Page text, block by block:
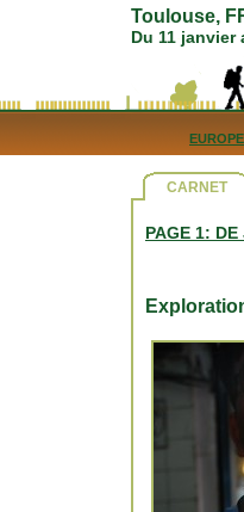
Toulouse,
Du 11 janvier
EUROPE
CARNET
PAGE 1: DE